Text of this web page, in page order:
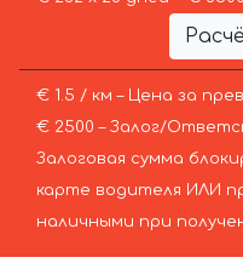
€ 1.5 / км – Цена за
€ 2500 – Залог/
Залоговая сумма
карте водителя ИЛИ
наличными при